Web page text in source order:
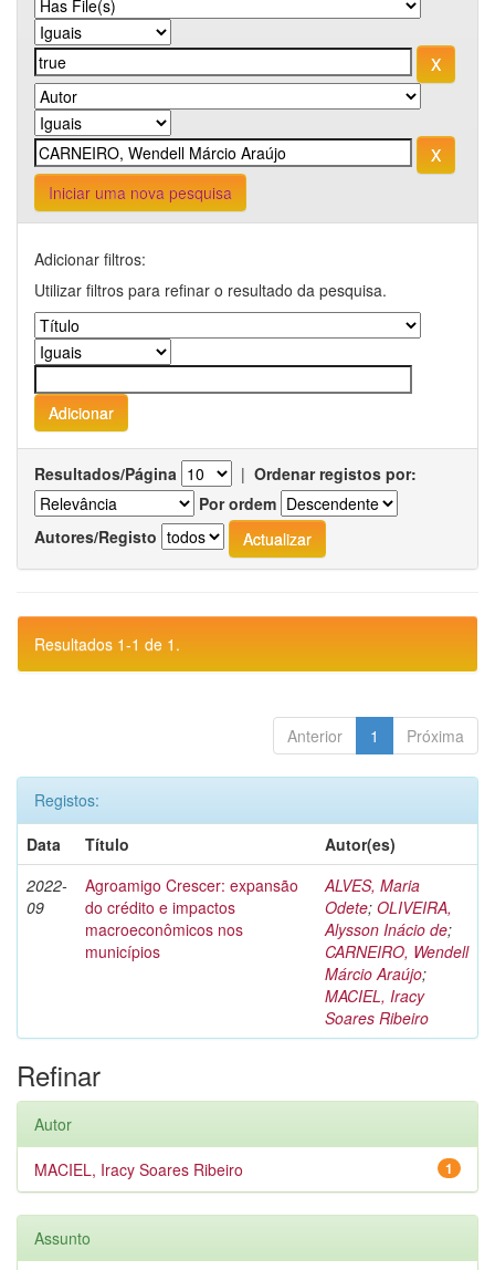
Iniciar uma nova pesquisa
Adicionar filtros:
Utilizar filtros para refinar o resultado da pesquisa.
Resultados/Página | Ordenar registos por:
Por ordem
Autores/Registo
Resultados 1-1 de 1.
Anterior 1 Próxima
Registos:
Data
Título
Autor(es)
2022-
09
Agroamigo Crescer: expansão
do crédito e impactos
macroeconômicos nos
municípios
ALVES, Maria
Odete; OLIVEIRA,
Alysson Inácio de;
CARNEIRO, Wendell
Márcio Araújo;
MACIEL, Iracy
Soares Ribeiro
Refinar
Autor
1
MACIEL, Iracy Soares Ribeiro
Assunto